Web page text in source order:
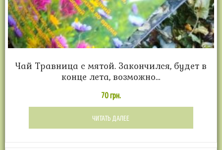
Чай Травница с мятой. Закончился, будет в
конце лета, возможно…
70грн.
ЧИТАТЬ ДАЛЕЕ